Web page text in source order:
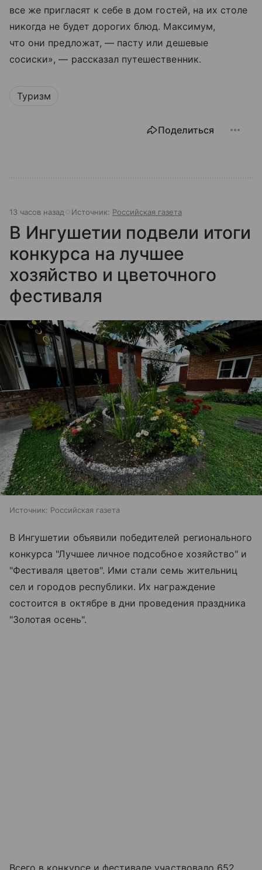
все же пригласят к себе в дом гостей, на их столе
никогда не будет дорогих блюд. Максимум,
что они предложaт, — пасту или дешевые
сосиски», — рассказал путешественник.
Туризм
Поделиться
13 часов назад Источник: Российская газета
В Ингушетии подвели итоги
конкурса на лучшее
хозяйство и цветочного
фестиваля
Источник: Российская газета
В Ингушетии объявили победителей регионального
конкурса "Лучшее личное подсобное хозяйство" и
"Фестиваля цветов". Ими стали семь жительниц
сел и городов республики. Их награждение
состоится в октябре в дни проведения праздника
"Золотая осень".
Всего в конкурсе и фестивале участвовало 652